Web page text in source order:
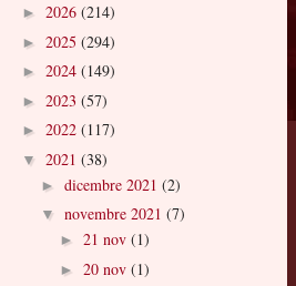
► 2026 (214)
► 2025 (294)
► 2024 (149)
► 2023 (57)
► 2022 (117)
▼ 2021 (38)
► dicembre 2021 (2)
▼ novembre 2021 (7)
► 21 nov (1)
► 20 nov (1)